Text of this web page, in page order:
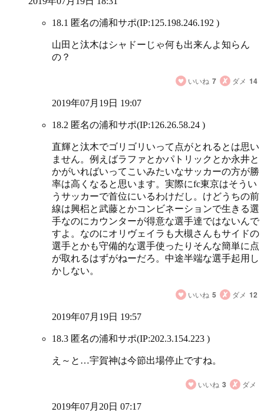
18.1 匿名の浦和サポ(IP:125.198.246.192 )
山田と汰木はシャドーじゃ何も出来んよ知らん
の？
いいね 7 ダメ 14
2019年07月19日 19:07
18.2 匿名の浦和サポ(IP:126.26.58.24 )
直輝と汰木でゴリゴリいって点がとれるとは思い
ません。例えばラファとかパトリックとか永井と
かがいればいってこいみたいなサッカーの方が勝
率は高くなると思います。実際にfc東京はそうい
うサッカーで首位にいるわけだし。けどうちの前
線は興梠と武藤とかコンビネーションで生きる選
手なのにカウンターが得意な選手達ではないんで
すよ。なのにオリヴェイラも大槻さんもサイドの
選手とかも守備的な選手使ったりそんな簡単に点
が取れるはずがねーだろ。中途半端な選手起用し
かしない。
いいね 5 ダメ 12
2019年07月19日 19:57
18.3 匿名の浦和サポ(IP:202.3.154.223 )
え～と…宇賀神は今節出場停止ですね。
いいね 3 ダメ
2019年07月20日 07:17